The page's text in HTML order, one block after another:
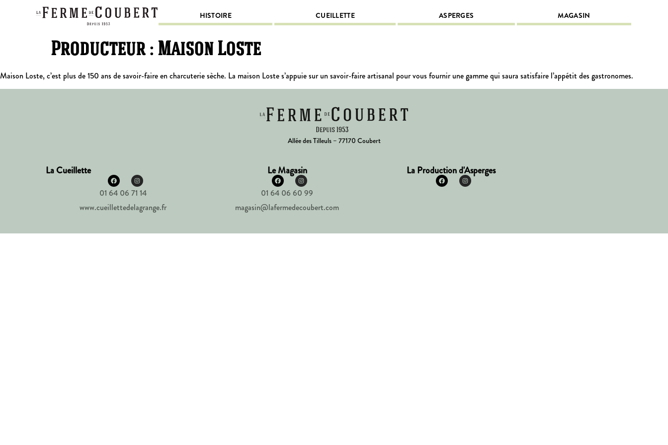
HISTOIRE CUEILLETTE ASPERGES MAGASIN
Producteur : Maison Loste
Maison Loste, c’est plus de 150 ans de savoir-faire en charcuterie sèche. La maison Loste s’appuie sur un savoir-faire artisanal pour vous fournir une gamme qui saura satisfaire l’appétit des gastronomes.
Allée des Tilleuls – 77170 Coubert
La Cueillette
01 64 06 71 14
www.cueillettedelagrange.fr
Le Magasin
01 64 06 60 99
magasin@lafermedecoubert.com
La Production d'Asperges